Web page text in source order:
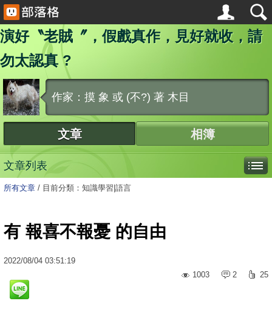
演好〝老賊〞，假戲真作，見好就收，請
勿太認真 ?
作家：摸 象 或 (不?) 著 木目
文章 相簿
文章列表
所有文章 / 目前分類：知識學習|語言
有 報喜不報憂 的自由
2022/08/04 03:51:19
1003
2 25